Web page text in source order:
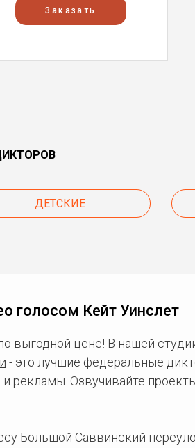
Заказать
ДЕТСКИЕ
голосом Кейт Уинслет
выгодной цене! В нашей
- это лучшие федеральные
и рекламы. Озвучивайте
Большой Саввинский